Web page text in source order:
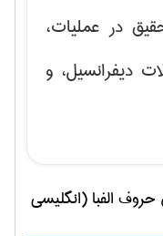
در عملیات،
دیفرانسیل، و
الفبا (انگلیسی